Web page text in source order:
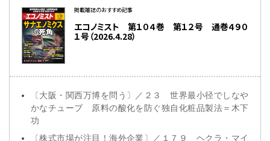
掲載雑誌のおすすめ記事
エコノミスト 第１０４巻 第１２号 通巻４９０
１号（2026.4.28）
〔大阪・関西万博を問う〕／２３ 世界最小径でしなや
かなチューブ 原料の酸化を防ぐ独自化粧品製法＝木下
功
〔株式市場が注目！海外企業〕／１７９ ヘクラ・マイ